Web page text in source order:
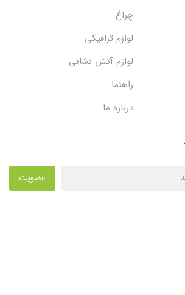
چراغ
لوازم ترافیکی
لوازم آتش نشانی
راهنما
درباره ما
عضویت